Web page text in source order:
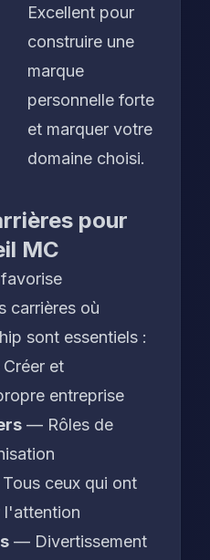
Excellent pour
construire une
marque
personnelle forte
et marquer votre
domaine choisi.
pour
MC
carrières où
sont essentiels :
et
entreprise
— Rôles de
ceux qui ont
l'attention
— Divertissement